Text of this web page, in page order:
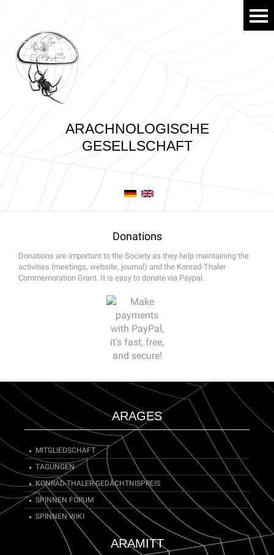
ARACHNOLOGISCHE
GESELLSCHAFT
Donations
Donations are important to the Society as they help maintaining the
activities (meetings, website, journal) and the Konrad-Thaler
Commemoration Grant. It is easy to donate via Paypal.
ARAGES
MITGLIEDSCHAFT
TAGUNGEN
KONRAD-THALER-GEDÄCHTNISPREIS
SPINNEN FORUM
SPINNEN WIKI
ARAMITT